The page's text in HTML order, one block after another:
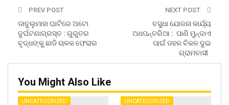
PREV POST
ଡାବୁଲୁମାହା ଘାଟିରେ ଅଟୋ
ଦୁର୍ଘଟଣାଗ୍ରସ୍ତ : ଗୁରୁତର
ବୃଦ୍ଧଙ୍କୁ ଛାଡି ଚାଳକ ଫେରାର
NEXT POST
ବସୁଧା ଯୋଜନା କାର୍ଯ୍ୟ
ଅଧପନ୍ତରିଆ : ପାଣି ମୁନ୍ଦାଏ
ପାଇଁ ଡହଳ ବିକଳ ଦୁଇ
ଗ୍ରାମବାସୀ
You Might Also Like
UNCATEGORIZED UNCATEGORIZED